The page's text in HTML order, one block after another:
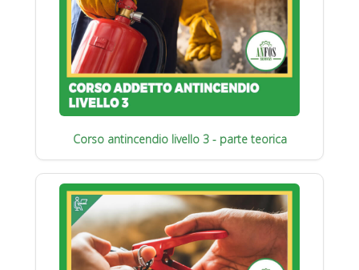
Corso antincendio livello 3 - parte teorica